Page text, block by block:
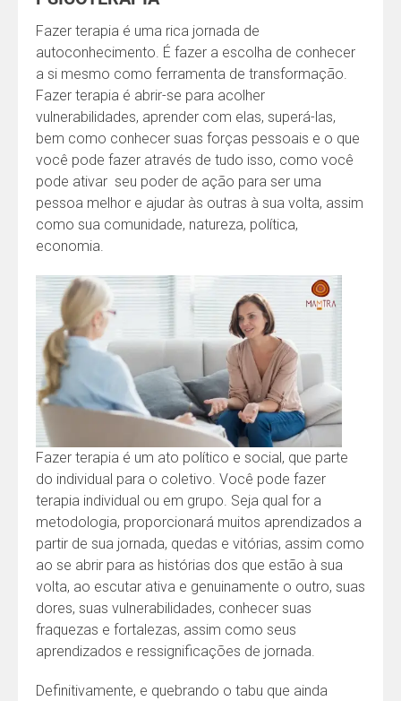
Fazer terapia é uma rica jornada de
autoconhecimento. É fazer a escolha de conhecer
a si mesmo como ferramenta de transformação.
Fazer terapia é abrir-se para acolher
vulnerabilidades, aprender com elas, superá-las,
bem como conhecer suas forças pessoais e o que
você pode fazer através de tudo isso, como você
pode ativar seu poder de ação para ser uma
pessoa melhor e ajudar às outras à sua volta, assim
como sua comunidade, natureza, política,
economia.
Fazer terapia é um ato político e social, que parte
do individual para o coletivo. Você pode fazer
terapia individual ou em grupo. Seja qual for a
metodologia, proporcionará muitos aprendizados a
partir de sua jornada, quedas e vitórias, assim como
ao se abrir para as histórias dos que estão à sua
volta, ao escutar ativa e genuinamente o outro, suas
dores, suas vulnerabilidades, conhecer suas
fraquezas e fortalezas, assim como seus
aprendizados e ressignificações de jornada.
Definitivamente, e quebrando o tabu que ainda